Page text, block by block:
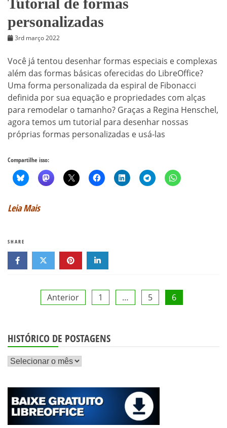
personalizadas
3rd março 2022
Você já tentou desenhar formas especiais e complexas
além das formas básicas oferecidas do LibreOffice?
Uma forma personalizada da espiral de Fibonacci
definida por sua equação e propriedades com alças
para remodelar o tamanho? Graças a Regina Henschel,
agora temos um tutorial para desenhar nossas
próprias formas personalizadas e usá-las
Compartilhe isso:
Leia Mais
SHARE
Paginação
posts
Anterior 1 … 5 6
HISTÓRICO DE POSTAGENS
Histórico
postagens